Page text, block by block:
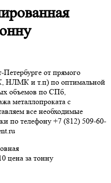
от прямого
НЛМК и т.п) по оптимальной
объемов по СПб,
металлопроката с
все необходимые
по телефону +7 (812) 509-60-
цена за тонну